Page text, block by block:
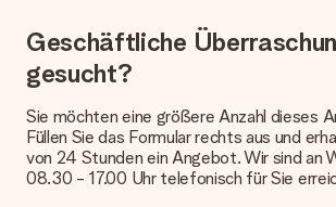
anbieten. Das Geschenk, das bestellt wird,
Päckchen versendet. Möchtest du wissen,
oder Päckchen geliefert wird, kontaktiere
Zahlung
Wie kann ich meine Bestellung
Geschäftliche
gesucht?
Sie möchten eine größere Anzahl dieses
Füllen Sie das Formular rechts aus und
von 24 Stunden ein Angebot. Wir sind an
08.30 - 17.00 Uhr telefonisch für Sie